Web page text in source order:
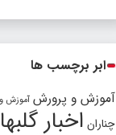
ابر برچسب ها
آموزش و پرورش آموزش
چناران اخبار